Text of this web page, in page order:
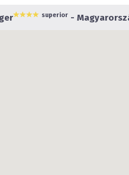
superior -